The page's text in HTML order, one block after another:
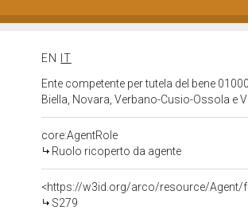
EN
IT
Ente competente per tutela del bene
Biella, Novara, Verbano-Cusio-Ossola e
core:AgentRole
Ruolo ricoperto da agente
<https://w3id.org/arco/resource/Agent/
S279